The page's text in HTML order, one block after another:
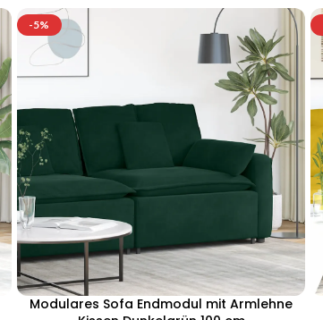
-5%
Modulares Sofa Endmodul mit Armlehne